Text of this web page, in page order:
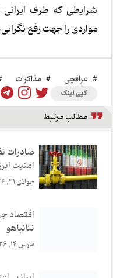
شرایطی که طرف ایرانی
مواردی را جهت رفع
# عراقچی # مذاکرات
کپی لینک
مطالب مرتبط
صادرات
امنیت
جولای 21, 2026
اقتصاد
نتانیاهو
مارس 14, 2026